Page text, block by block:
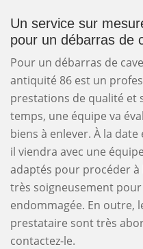
Un service sur
pour un débarras de
Pour un débarras de
antiquité 86 est un
prestations de qualité et
temps, une équipe va
biens à enlever. À la
il viendra avec une
adaptés pour procéder à
très soigneusement
endommagée. En outre,
prestataire sont très
contactez-le.